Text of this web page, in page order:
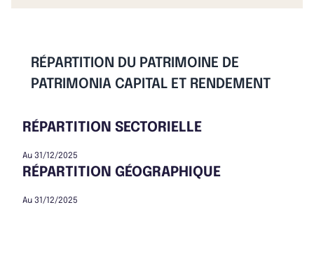
RÉPARTITION DU PATRIMOINE DE
PATRIMONIA CAPITAL ET RENDEMENT
RÉPARTITION SECTORIELLE
Au 31/12/2025
RÉPARTITION GÉOGRAPHIQUE
Au 31/12/2025